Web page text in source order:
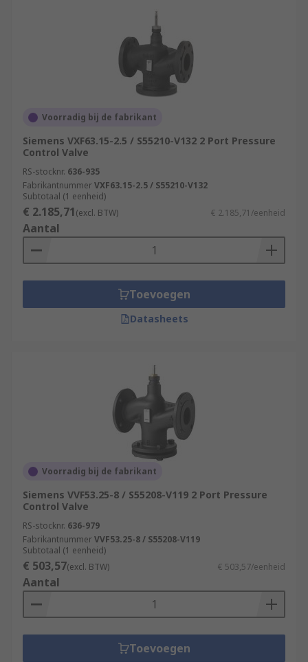
Voorradig bij de fabrikant
Siemens VXF63.15-2.5 / S55210-V132 2 Port Pressure
Control Valve
RS-stocknr. 636-935
FabrikantnummerVXF63.15-2.5 / S55210-V132
Subtotaal (1 eenheid)
€ 2.185,71(excl. BTW) € 2.185,71/eenheid
Aantal
Toevoegen
Datasheets
Voorradig bij de fabrikant
Siemens VVF53.25-8 / S55208-V119 2 Port Pressure
Control Valve
RS-stocknr. 636-979
FabrikantnummerVVF53.25-8 / S55208-V119
Subtotaal (1 eenheid)
€ 503,57(excl. BTW) € 503,57/eenheid
Aantal
Toevoegen